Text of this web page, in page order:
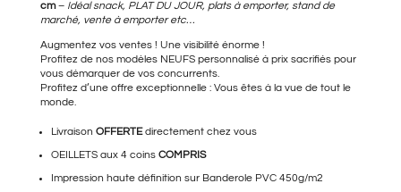
ÉTAIT :
69,00€.
EST :
49,90€.
cm– Idéal snack, PLAT DU JOUR, plats à emporter, stand de
marché, vente à emporter etc…
Augmentez vos ventes ! Une visibilité énorme !
Profitez de nos modèles NEUFS personnalisé à prix sacrifiés pour
vous démarquer de vos concurrents.
Profitez d’une offre exceptionnelle : Vous êtes à la vue de tout le
monde.
Livraison OFFERTEdirectement chez vous
OEILLETS aux 4 coins COMPRIS
Impression haute définition sur Banderole PVC 450g/m2